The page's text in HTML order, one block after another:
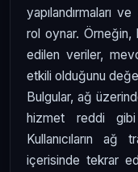
yapılandırmaları
rol oynar. Örneğin,
edilen veriler,
etkili olduğunu
Bulgular, ağ
hizmet reddi gibi
Kullanıcıların
içerisinde tekrar